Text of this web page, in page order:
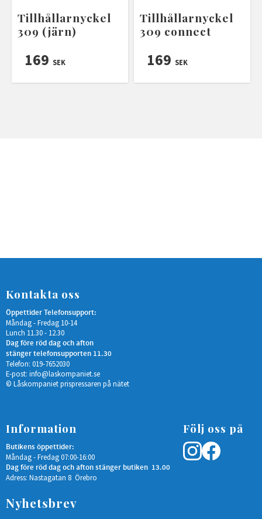
Tillhållarnyckel
309 (järn)
169 SEK
Tillhållarnyckel
309 connect
169 SEK
Kontakta oss
Öppettider Telefonsupport:
Måndag - Fredag 10-14
Lunch 11.30 - 12.30
Dag före röd dag och afton
stänger telefonsupporten 11.30
Telefon: 019-7652030
E-post: info@laskompaniet.se
© Låskompaniet prispressaren på nätet
Information
Butikens öppettider:
Måndag - Fredag 07:00-16:00
Dag före röd dag och afton stänger butiken 13.00
Adress: Nastagatan 8 Örebro
Följ oss på
Nyhetsbrev